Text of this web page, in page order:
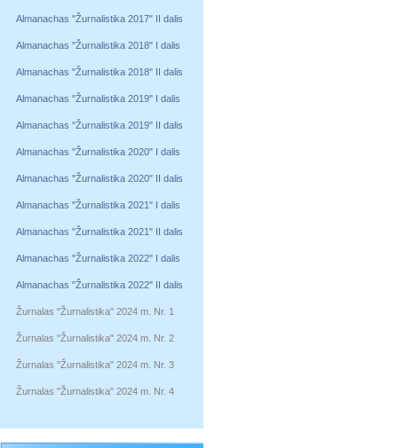
Almanachas "Žurnalistika 2017" II dalis
Almanachas "Žurnalistika 2018" I dalis
Almanachas "Žurnalistika 2018" II dalis
Almanachas "Žurnalistika 2019" I dalis
Almanachas "Žurnalistika 2019" II dalis
Almanachas "Žurnalistika 2020" I dalis
Almanachas "Žurnalistika 2020" II dalis
Almanachas "Žurnalistika 2021" I dalis
Almanachas "Žurnalistika 2021" II dalis
Almanachas "Žurnalistika 2022" I dalis
Almanachas "Žurnalistika 2022" II dalis
Žurnalas "Žurnalistika" 2024 m. Nr. 1
Žurnalas "Žurnalistika" 2024 m. Nr. 2
Žurnalas "Žurnalistika" 2024 m. Nr. 3
Žurnalas "Žurnalistika" 2024 m. Nr. 4